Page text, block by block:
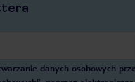
danych osobowych